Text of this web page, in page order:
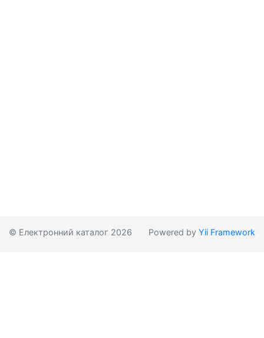
© Електронний каталог 2026 Powered by Yii Framework